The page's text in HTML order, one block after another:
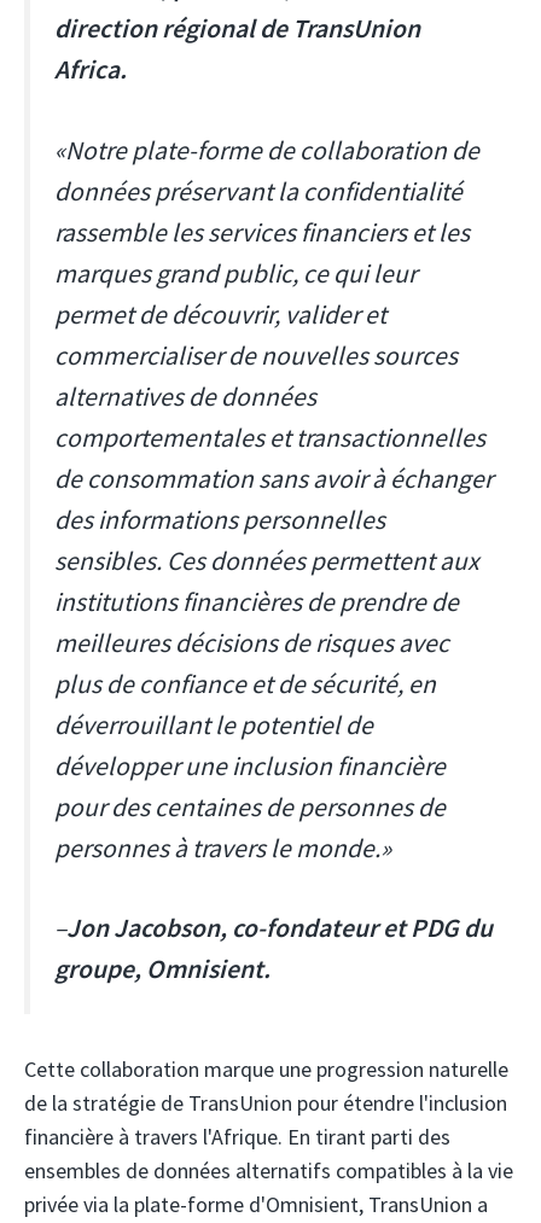
direction régional de TransUnion
Africa.
«Notre plate-forme de collaboration de
données préservant la confidentialité
rassemble les services financiers et les
marques grand public, ce qui leur
permet de découvrir, valider et
commercialiser de nouvelles sources
alternatives de données
comportementales et transactionnelles
de consommation sans avoir à échanger
des informations personnelles
sensibles. Ces données permettent aux
institutions financières de prendre de
meilleures décisions de risques avec
plus de confiance et de sécurité, en
déverrouillant le potentiel de
développer une inclusion financière
pour des centaines de personnes de
personnes à travers le monde.»
–Jon Jacobson, co-fondateur et PDG du
groupe, Omnisient.
Cette collaboration marque une progression naturelle
de la stratégie de TransUnion pour étendre l'inclusion
financière à travers l'Afrique. En tirant parti des
ensembles de données alternatifs compatibles à la vie
privée via la plate-forme d'Omnisient, TransUnion a